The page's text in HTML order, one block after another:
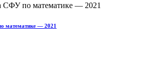
математике — 2021